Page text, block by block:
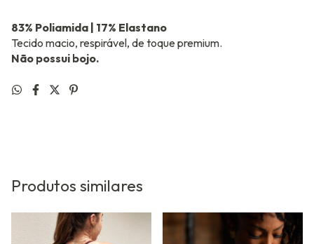
83% Poliamida | 17% Elastano
Tecido macio, respirável, de toque premium.
Não possui bojo.
Produtos similares